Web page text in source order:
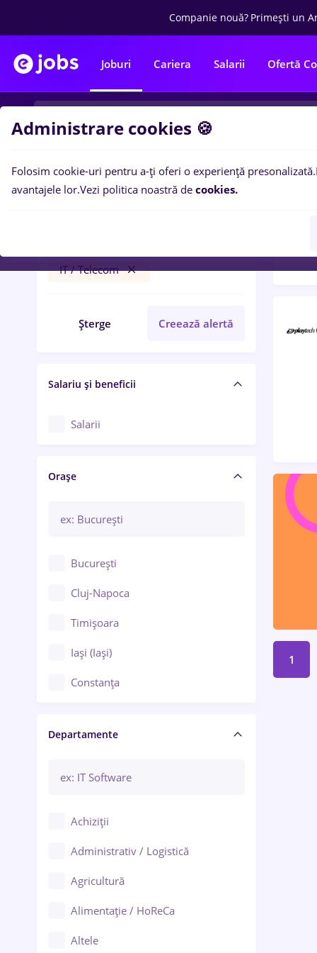
Companie nouă? Primești un
Joburi Cariera Salarii Ofertă
Filtre
IT / Telecom
Șterge Creează alertă
Salariu și beneficii
Salarii
Orașe
București
Cluj-Napoca
Timișoara
Iași (Iași)
Constanța
Brașov
Bacău
Galați (Galați)
Ploiești
Departamente
Achiziții
Administrativ / Logistică
Agricultură
Alimentație / HoReCa
Altele
1
Administrare cookies 🍪
Folosim cookie-uri pentru a-ți oferi o experiență presonalizată.
avantajele lor.Vezi politica noastră de cookies.